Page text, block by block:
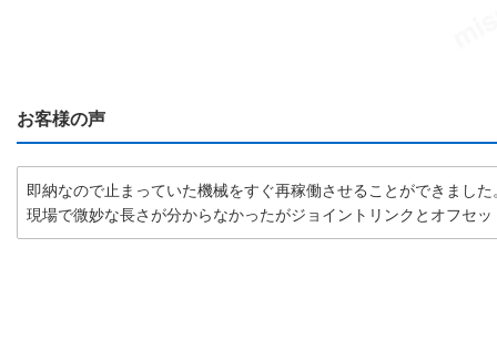
お客様の声
即納なので止まっていた機械をすぐ再稼働させることができました
現場で微妙な長さが分からなかったがジョイントリンクとオフセ